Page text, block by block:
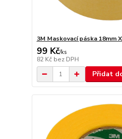
3M Maskovací páska 18mm
99 Kč/ks
82 Kč bez DPH
Přidat